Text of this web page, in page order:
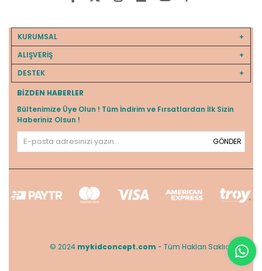
KURUMSAL
ALIŞVERİŞ
DESTEK
BIZDEN HABERLER
Bültenimize Üye Olun ! Tüm İndirim ve Fırsatlardan İlk Sizin
Haberiniz Olsun !
GÖNDER
© 2024 mykidconcept.com - Tüm Hakları Saklıdır.